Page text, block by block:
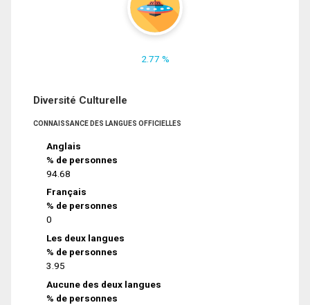
2.77 %
Diversité Culturelle
CONNAISSANCE DES LANGUES OFFICIELLES
Anglais
% de personnes
94.68
Français
% de personnes
0
Les deux langues
% de personnes
3.95
Aucune des deux langues
% de personnes